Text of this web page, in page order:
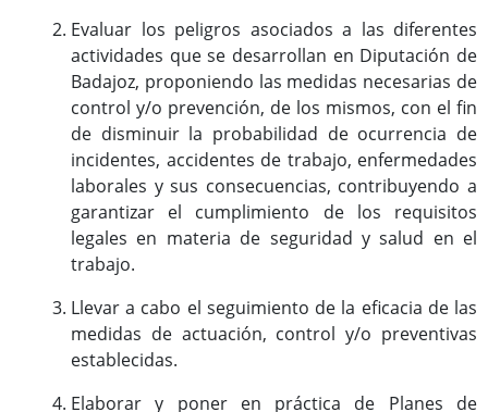
Presentación
Documentos de interés
Enlaces de interés
Normativa
Diputación Saludable
Gestión de conflictos
Evaluar los peligros asociados a las diferentes
actividades que se desarrollan en Diputación de
Badajoz, proponiendo las medidas necesarias de
control y/o prevención, de los mismos, con el fin
de disminuir la probabilidad de ocurrencia de
incidentes, accidentes de trabajo, enfermedades
laborales y sus consecuencias, contribuyendo a
garantizar el cumplimiento de los requisitos
legales en materia de seguridad y salud en el
trabajo.
Llevar a cabo el seguimiento de la eficacia de las
medidas de actuación, control y/o preventivas
establecidas.
Elaborar y poner en práctica de Planes de